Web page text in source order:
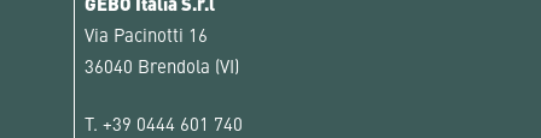
GEBO Italia S.r.l
Via Pacinotti 16
36040 Brendola (VI)
T. +39 0444 601 740